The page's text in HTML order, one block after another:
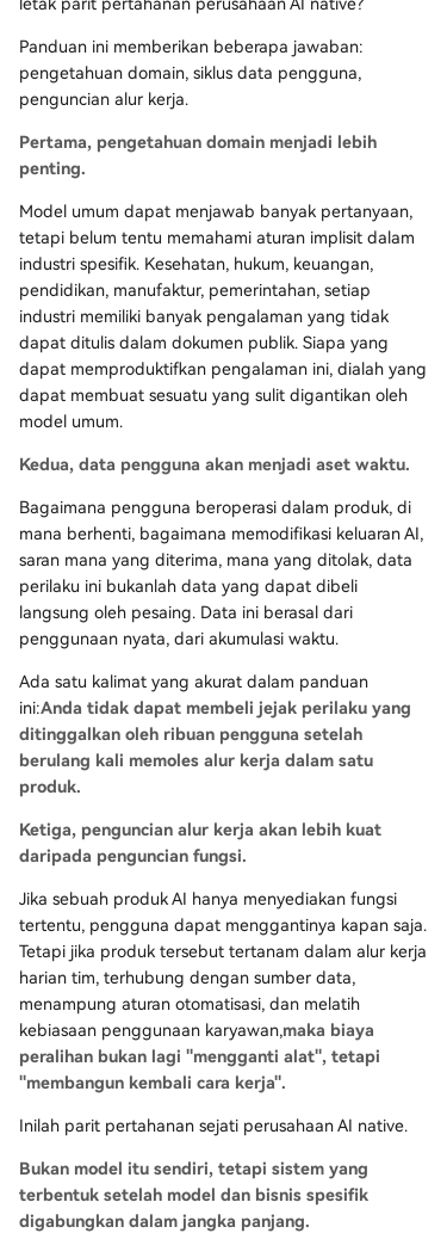
Panduan ini memberikan beberapa jawaban:
pengetahuan domain, siklus data pengguna,
penguncian alur kerja.
Pertama, pengetahuan domain menjadi lebih
penting.
Model umum dapat menjawab banyak pertanyaan,
tetapi belum tentu memahami aturan implisit dalam
industri spesifik. Kesehatan, hukum, keuangan,
pendidikan, manufaktur, pemerintahan, setiap
industri memiliki banyak pengalaman yang tidak
dapat ditulis dalam dokumen publik. Siapa yang
dapat memproduktifkan pengalaman ini, dialah yang
dapat membuat sesuatu yang sulit digantikan oleh
model umum.
Kedua, data pengguna akan menjadi aset waktu.
Bagaimana pengguna beroperasi dalam produk, di
mana berhenti, bagaimana memodifikasi keluaran AI,
saran mana yang diterima, mana yang ditolak, data
perilaku ini bukanlah data yang dapat dibeli
langsung oleh pesaing. Data ini berasal dari
penggunaan nyata, dari akumulasi waktu.
Ada satu kalimat yang akurat dalam panduan
ini:Anda tidak dapat membeli jejak perilaku yang
ditinggalkan oleh ribuan pengguna setelah
berulang kali memoles alur kerja dalam satu
produk.
Ketiga, penguncian alur kerja akan lebih kuat
daripada penguncian fungsi.
Jika sebuah produk AI hanya menyediakan fungsi
tertentu, pengguna dapat menggantinya kapan saja.
Tetapi jika produk tersebut tertanam dalam alur kerja
harian tim, terhubung dengan sumber data,
menampung aturan otomatisasi, dan melatih
kebiasaan penggunaan karyawan,maka biaya
peralihan bukan lagi "mengganti alat", tetapi
"membangun kembali cara kerja".
Inilah parit pertahanan sejati perusahaan AI native.
Bukan model itu sendiri, tetapi sistem yang
terbentuk setelah model dan bisnis spesifik
digabungkan dalam jangka panjang.